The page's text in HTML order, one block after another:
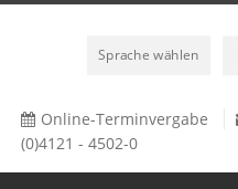
Sprache wählen
Online-Terminvergabe
(0)4121 - 4502-0